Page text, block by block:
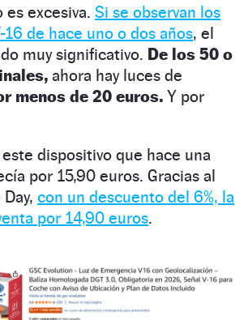
es excesiva. Si se observan los
de hace uno o dos años, el
muy significativo. De los 50 o
ahora hay luces de
menos de 20 euros. Y por
dispositivo que hace una
por 15,90 euros. Gracias al
con un descuento del 6%, la
por 14,90 euros.